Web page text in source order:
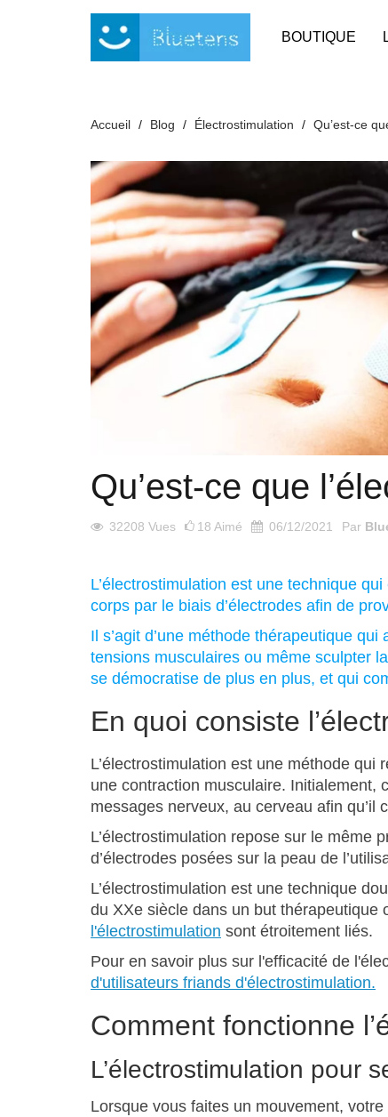
BOUTIQUE
Accueil Blog Électrostimulation Qu’est-ce
Qu’est-ce que
32208 Vues 18 Aimé 06/12/2021 Par
L’électrostimulation est une technique
corps par le biais d’électrodes afin de
Il s’agit d’une méthode thérapeutique
tensions musculaires ou même sculpter
se démocratise de plus en plus, et qui
En quoi consiste
L’électrostimulation est une méthode qui
une contraction musculaire. Initialement,
messages nerveux, au cerveau afin qu’il
L’électrostimulation repose sur le même
d’électrodes posées sur la peau de
L’électrostimulation est une technique
du XXe siècle dans un but thérapeutique
l'électrostimulation sont étroitement liés.
Pour en savoir plus sur l'efficacité de
d'utilisateurs friands d'électrostimulation.
Comment fonctionne
L’électrostimulation pour
Lorsque vous faites un mouvement,
Panneau de gestion des cookies